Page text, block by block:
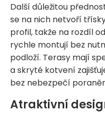
Další důležitou
se na nich netvoří
profil, takže na rozdíl
rychle montují bez
podloží. Terasy mají
a skryté kotvení
bez nebezpečí
Atraktivní